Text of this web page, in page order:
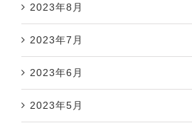
2023年8月
2023年7月
2023年6月
2023年5月